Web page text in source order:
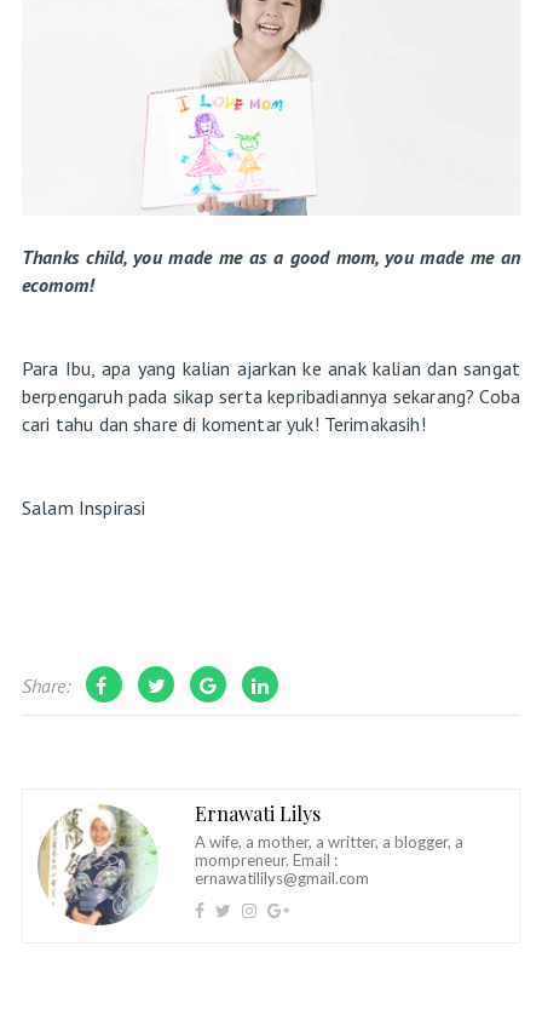
Thanks child, you made me as a good mom, you made me an
ecomom!
Para Ibu, apa yang kalian ajarkan ke anak kalian dan sangat
berpengaruh pada sikap serta kepribadiannya sekarang? Coba
cari tahu dan share di komentar yuk! Terimakasih!
Salam Inspirasi
Share:
Ernawati Lilys
A wife, a mother, a writter, a blogger, a
mompreneur. Email :
ernawatililys@gmail.com